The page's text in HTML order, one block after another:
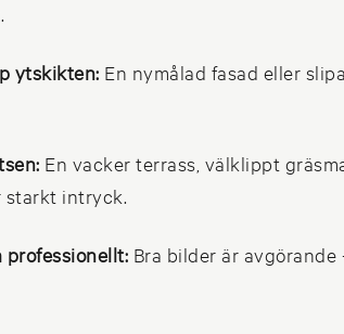
ytskikten: En nymålad fasad eller
En vacker terrass, välklippt
starkt intryck.
professionellt: Bra bilder är